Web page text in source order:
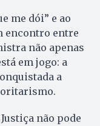
me dói” e ao
encontro entre
não apenas
em jogo: a
a
não pode